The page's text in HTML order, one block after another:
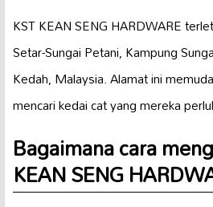
KST KEAN SENG HARDWARE
Setar-Sungai Petani, Kampung
Kedah, Malaysia. Alamat ini
mencari kedai cat yang mereka
Bagaimana cara
KEAN SENG